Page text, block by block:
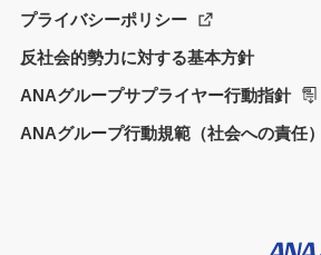
プライバシーポリシー
反社会的勢力に対する基本方針
ANAグループサプライヤー行動指針
ANAグループ行動規範（社会への責任）